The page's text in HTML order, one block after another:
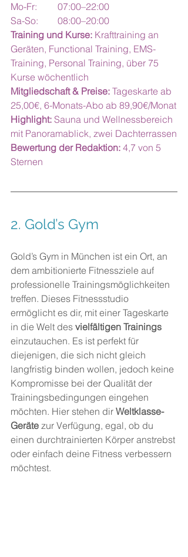
Mo-Fr: 	07:00–22:00
Sa-So: 	08:00–20:00
Training und Kurse: Krafttraining an
Geräten, Functional Training, EMS-
Training, Personal Training, über 75
Kurse wöchentlich
Mitgliedschaft & Preise: Tageskarte ab
25,00€, 6-Monats-Abo ab 89,90€/Monat
Highlight: Sauna und Wellnessbereich
mit Panoramablick, zwei Dachterrassen
Bewertung der Redaktion: 4,7 von 5
Sternen
2. Gold’s Gym
Gold’s Gym in München ist ein Ort, an
dem ambitionierte Fitnessziele auf
professionelle Trainingsmöglichkeiten
treffen. Dieses Fitnessstudio
ermöglicht es dir, mit einer Tageskarte
in die Welt des vielfältigen Trainings
einzutauchen. Es ist perfekt für
diejenigen, die sich nicht gleich
langfristig binden wollen, jedoch keine
Kompromisse bei der Qualität der
Trainingsbedingungen eingehen
möchten. Hier stehen dir Weltklasse-
Geräte zur Verfügung, egal, ob du
einen durchtrainierten Körper anstrebst
oder einfach deine Fitness verbessern
möchtest.